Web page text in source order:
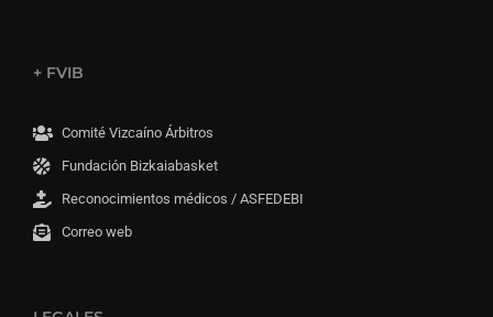
+ FVIB
Comité Vizcaíno Árbitros
Fundación Bizkaiabasket
Reconocimientos médicos / ASFEDEBI
Correo web